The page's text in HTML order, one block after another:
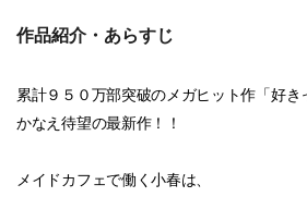
作品紹介・あらすじ
累計９５０万部突破のメガヒット作「好き
かなえ待望の最新作！！
メイドカフェで働く小春は、